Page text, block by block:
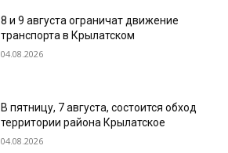
8 и 9 августа ограничат движение
транспорта в Крылатском
04.08.2026
В пятницу, 7 августа, состоится обход
территории района Крылатское
04.08.2026